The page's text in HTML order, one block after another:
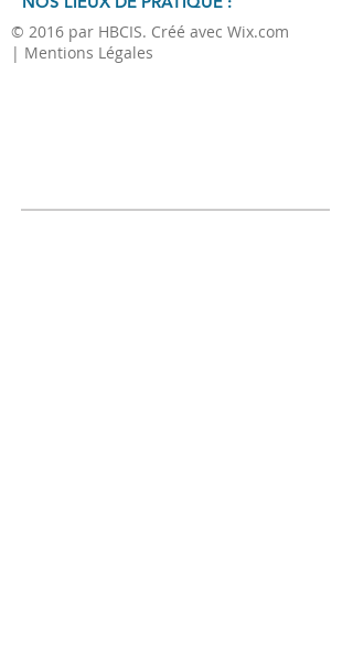
© 2016 par HBCIS. Créé avec Wix.com
| Mentions Légales